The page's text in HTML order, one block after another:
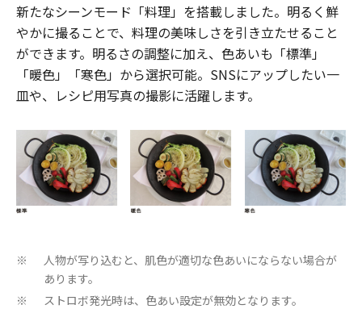
新たなシーンモード「料理」を搭載しました。明るく鮮
やかに撮ることで、料理の美味しさを引き立たせること
ができます。明るさの調整に加え、色あいも「標準」
「暖色」「寒色」から選択可能。SNSにアップしたい一
皿や、レシピ用写真の撮影に活躍します。
※
人物が写り込むと、肌色が適切な色あいにならない場合が
あります。
※ ストロボ発光時は、色あい設定が無効となります。